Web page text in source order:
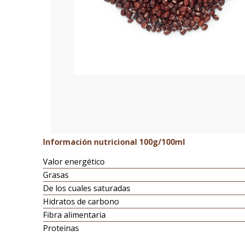
Información nutricional 100g/100ml
Valor energético
Grasas
De los cuales saturadas
Hidratos de carbono
Fibra alimentaria
Proteinas